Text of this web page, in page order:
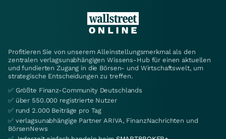
Profitieren Sie von unserem Alleinstellungsmerkmal als den
zentralen verlagsunabhängigen Wissens-Hub für einen aktuellen
und fundierten Zugang in die Börsen- und Wirtschaftswelt, um
strategische Entscheidungen zu treffen.
✅ Größte Finanz-Community Deutschlands
✅ über 550.000 registrierte Nutzer
✅ rund 2.000 Beiträge pro Tag
✅ verlagsunabhängige Partner ARIVA, FinanzNachrichten und
BörsenNews